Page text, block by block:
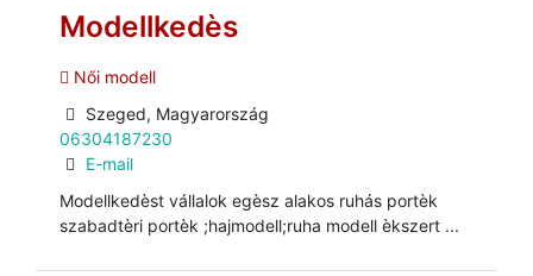
Modellkedès
Női modell
Szeged, Magyarország
06304187230
E-mail
Modellkedèst vállalok egèsz alakos ruhás portèk
szabadtèri portèk ;hajmodell;ruha modell èkszert ...